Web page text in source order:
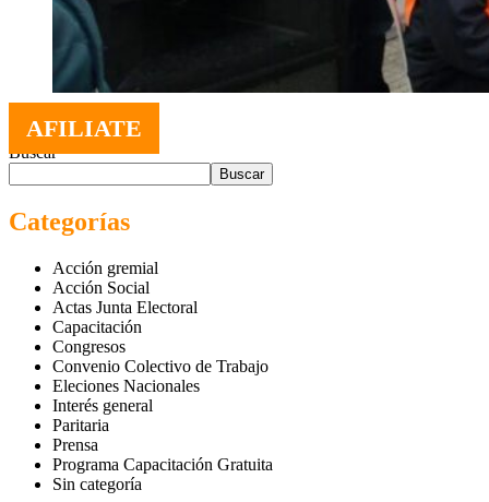
AFILIATE
Buscar
Buscar
Categorías
Acción gremial
Acción Social
Actas Junta Electoral
Capacitación
Congresos
Convenio Colectivo de Trabajo
Eleciones Nacionales
Interés general
Paritaria
Prensa
Programa Capacitación Gratuita
Sin categoría